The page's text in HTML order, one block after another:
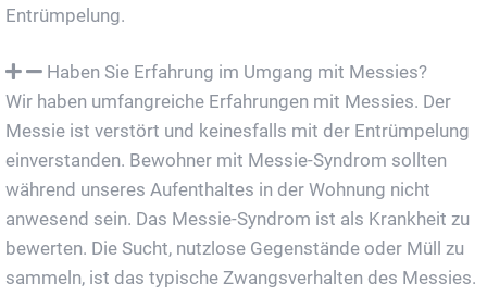
Entrümpelung.
Haben Sie Erfahrung im Umgang mit Messies?
Wir haben umfangreiche Erfahrungen mit Messies. Der
Messie ist verstört und keinesfalls mit der Entrümpelung
einverstanden. Bewohner mit Messie-Syndrom sollten
während unseres Aufenthaltes in der Wohnung nicht
anwesend sein. Das Messie-Syndrom ist als Krankheit zu
bewerten. Die Sucht, nutzlose Gegenstände oder Müll zu
sammeln, ist das typische Zwangsverhalten des Messies.